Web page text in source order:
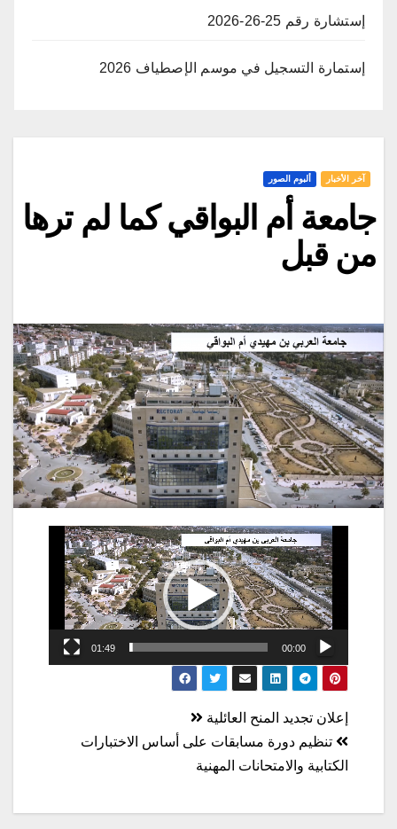
إستشارة رقم 25-26-2026
إستمارة التسجيل في موسم الإصطياف 2026
آخر الأخبار ألبوم الصور
جامعة أم البواقي كما لم ترها
من قبل
مشغل
الفيديو
00:00
01:49
تصفّح
المقالات
إعلان تجديد المنح العائلية
تنظيم دورة مسابقات على أساس الاختبارات
الكتابية والامتحانات المهنية